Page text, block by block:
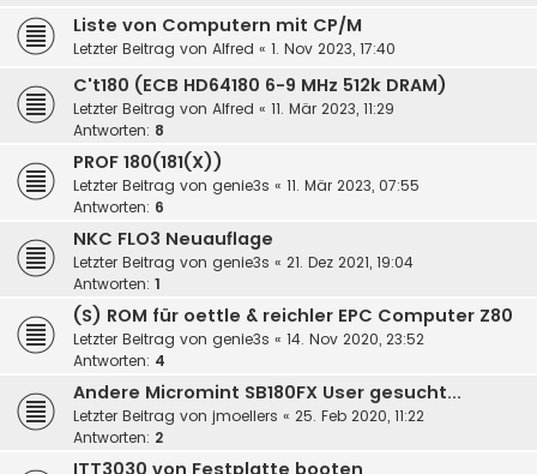
Liste von Computern mit CP/M
Letzter Beitrag von Alfred « 1. Nov 2023, 17:40
C't180 (ECB HD64180 6-9 MHz 512k DRAM)
Letzter Beitrag von Alfred « 11. Mär 2023, 11:29
Antworten: 8
PROF 180(181(X))
Letzter Beitrag von genie3s « 11. Mär 2023, 07:55
Antworten: 6
NKC FLO3 Neuauflage
Letzter Beitrag von genie3s « 21. Dez 2021, 19:04
Antworten: 1
(S) ROM für oettle & reichler EPC Computer Z80
Letzter Beitrag von genie3s « 14. Nov 2020, 23:52
Antworten: 4
Andere Micromint SB180FX User gesucht...
Letzter Beitrag von jmoellers « 25. Feb 2020, 11:22
Antworten: 2
ITT3030 von Festplatte booten